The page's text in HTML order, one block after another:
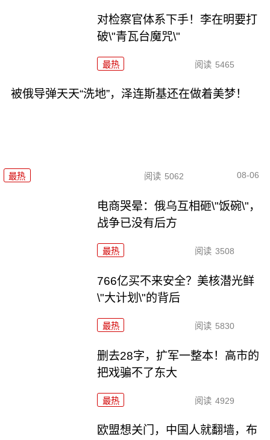
对检察官体系下手！李在明要打
破\"青瓦台魔咒\"
最热 阅读 5465
被俄导弹天天“洗地”，泽连斯基还在做着美梦！
最热 阅读 5062 08-06
电商哭晕：俄乌互相砸\"饭碗\"，
战争已没有后方
最热 阅读 3508
766亿买不来安全？美核潜光鲜
\"大计划\"的背后
最热 阅读 5830
删去28字，扩军一整本！高市的
把戏骗不了东大
最热 阅读 4929
欧盟想关门，中国人就翻墙，布